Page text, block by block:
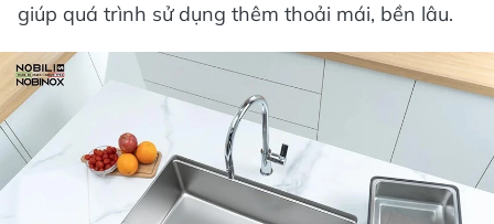
giúp quá trình sử dụng thêm thoải mái, bền lâu.